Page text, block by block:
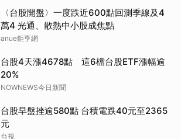
〈台股開盤〉一度跌近600點回測季線及4
萬4 光通、散熱中小股成焦點
anue鉅亨網
台股4天漲4678點 這6檔台股ETF漲幅逾
20%
NOWNEWS今日新聞
台股早盤挫逾580點 台積電跌40元至2365
元
台視